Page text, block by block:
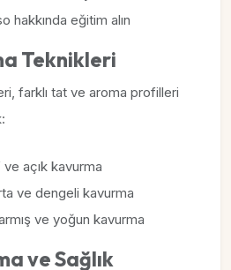
hakkında eğitim alın
Teknikleri
farklı tat ve aroma profilleri
açık kavurma
ve dengeli kavurma
ve yoğun kavurma
ve Sağlık